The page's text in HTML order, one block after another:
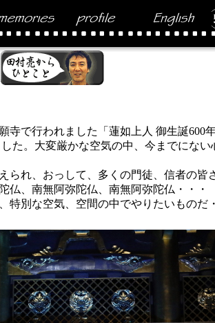
で行われました「蓮如上人 御生誕600
た。大変厳かな空気の中、今までにな
れ、おっして、多くの門徒、信者の皆
仏、南無阿弥陀仏、南無阿弥陀仏・・・
別な空気、空間の中でやりたいものだ